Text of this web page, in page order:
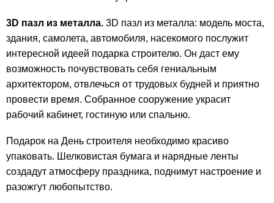
3D пазл из металла. 3D пазл из металла: модель моста,
здания, самолета, автомобиля, насекомого послужит
интересной идеей подарка строителю. Он даст ему
возможность почувствовать себя гениальным
архитектором, отвлечься от трудовых будней и приятно
провести время. Собранное сооружение украсит
рабочий кабинет, гостиную или спальню.
Подарок на День строителя необходимо красиво
упаковать. Шелковистая бумага и нарядные ленты
создадут атмосферу праздника, поднимут настроение и
разожгут любопытство.